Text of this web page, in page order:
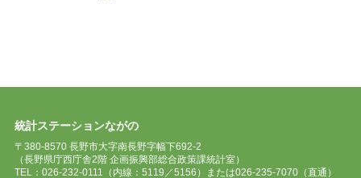
統計ステーションながの
〒380-8570 長野市大字南長野字幅下692-2
（長野県庁西庁舎2階 企画振興部総合政策課統計室）
TEL：026-232-0111（内線：5119／5156）または026-235-7070（直通）